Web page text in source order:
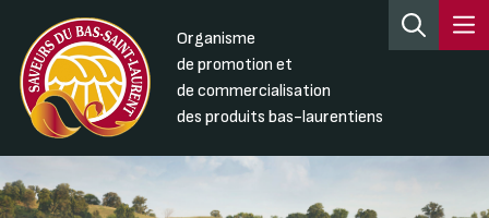
Organisme
de promotion et
de commercialisation
des produits bas-laurentiens